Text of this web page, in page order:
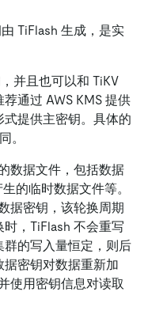
TiFlash 生成，是实
并且也可以和 TiKV
通过 AWS KMS 提供
提供主密钥。具体的
。
数据文件，包括数据
的临时数据文件等。
据密钥，该轮换周期
，TiFlash 不会重写
的写入量恒定，则后
密钥对数据重新加
使用密钥信息对读取